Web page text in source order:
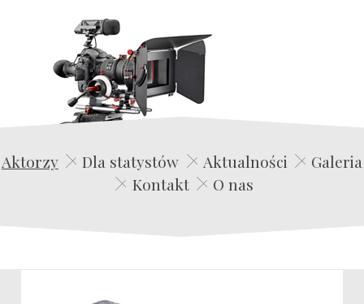
Edwin Film Agencja Aktorska
Aktorzy Dla statystów Aktualności
Galeria
Kontakt
O nas